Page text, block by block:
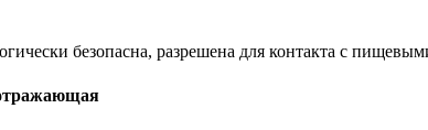
безопасна, разрешена для контакта с